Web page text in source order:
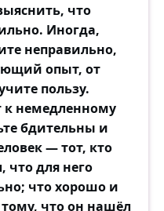
что
Иногда,
неправильно,
опыт, от
пользу.
к немедленному
бдительны и
— тот, кто
что для него
что хорошо и
что он нашёл